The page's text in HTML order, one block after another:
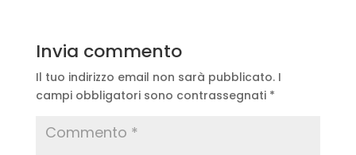
Invia commento
Il tuo indirizzo email non sarà pubblicato. I
campi obbligatori sono contrassegnati *